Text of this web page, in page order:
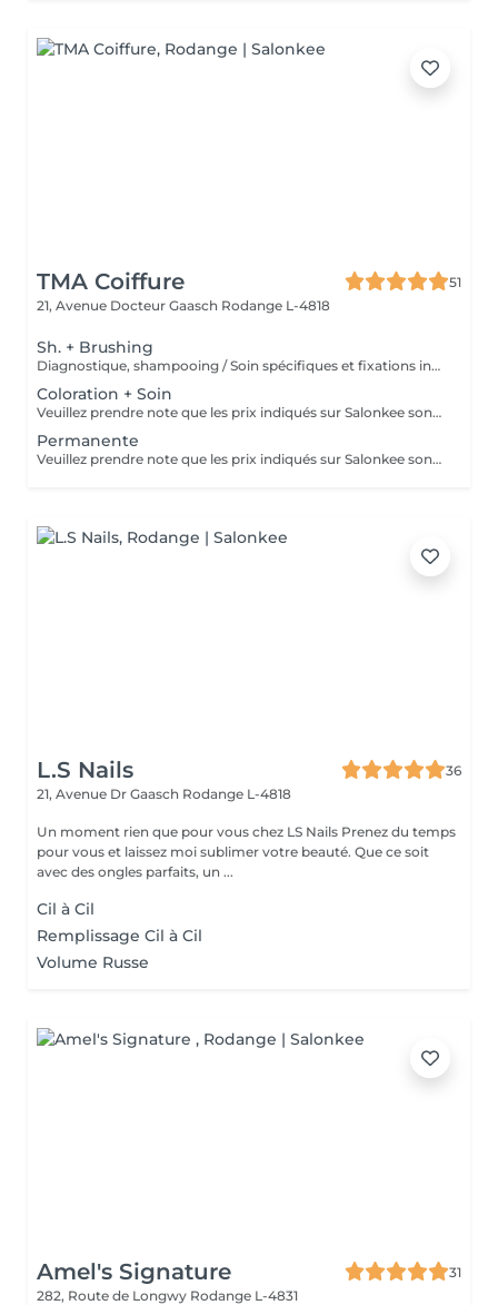
TMA Coiffure
51
21, Avenue Docteur Gaasch Rodange L-4818
Sh. + Brushing
Diagnostique, shampooing / Soin spécifiques et fixations inclus
Coloration + Soin
Veuillez prendre note que les prix indiqués sur Salonkee sont communiqués à titre informatif et s'entendent de base. Ces derniers sont susceptibles de varier selon le diagnostic réalisé à votre arrivée au salon et l'expertise du professionnel à qui vous confiez votre beauté. Dans tous les cas, un devis précis vous sera proposé et toutes réalisations de prestations seront effectuées avec votre accord. Un grand merci d'avance pour votre compréhension. Au plaisir de vous revoir très vite.
Permanente
Veuillez prendre note que les prix indiqués sur Salonkee sont communiqués à titre informatif et s'entendent de base. Ces derniers sont susceptibles de varier selon le diagnostic réalisé à votre arrivée au salon et l'expertise du professionnel à qui vous confiez votre beauté. Dans tous les cas, un devis précis vous sera proposé et toutes réalisations de prestations seront effectuées avec votre accord. Un grand merci d'avance pour votre compréhension. Au plaisir de vous revoir très vite.
L.S Nails
36
21, Avenue Dr Gaasch Rodange L-4818
Un moment rien que pour vous chez LS Nails Prenez du temps
pour vous et laissez moi sublimer votre beauté. Que ce soit
avec des ongles parfaits, un ...
Cil à Cil
Remplissage Cil à Cil
Volume Russe
Amel's Signature
31
282, Route de Longwy Rodange L-4831